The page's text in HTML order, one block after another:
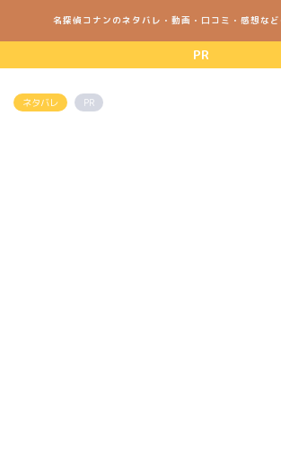
名探偵コナンのネタバレ・動画・口コミ・感想な
PR
ネタバレ PR